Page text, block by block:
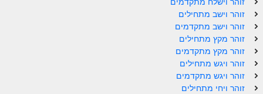
הזוהר הקדוש וישב מתקדמים
הזוהר הקדוש מקץ מתחילים
הזוהר הקדוש מקץ מתקדמים
הזוהר הקדוש ויגש מתחילים
זוהר וישב מתחילים
זוהר וישב מתקדמים
זוהר מקץ מתחילים
זוהר מקץ מתקדמים
זוהר ויגש מתחילים
זוהר ויגש מתקדמים
זוהר ויחי מתחילים